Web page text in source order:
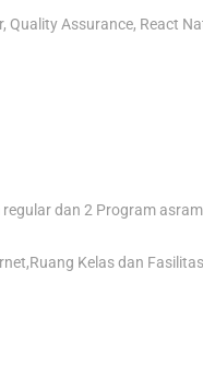
Quality Assurance, React
dan 2 Program
Kelas dan